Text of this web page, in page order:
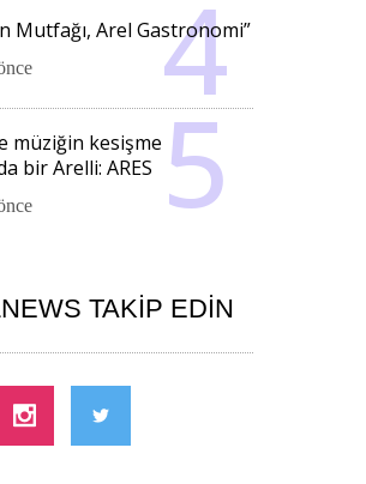
Mutfağı, Arel Gastronomi”
müziğin kesişme
bir Arelli: ARES
TAKIP EDIN